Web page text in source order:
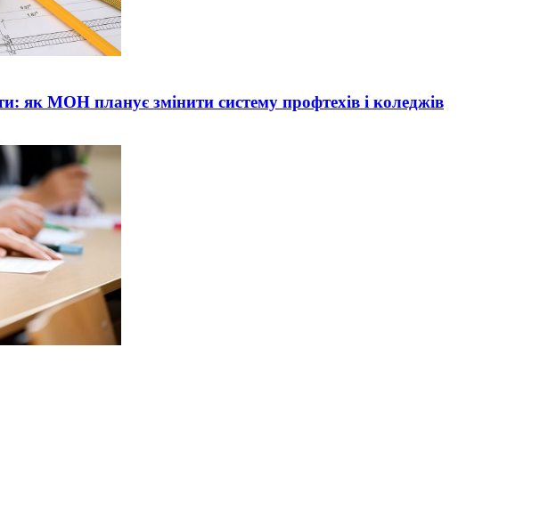
як МОН планує змінити систему профтехів і коледжів